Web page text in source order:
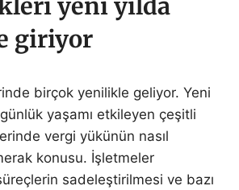
yeni yılda
giriyor
birçok yenilikle geliyor. Yeni
yaşamı etkileyen çeşitli
vergi yükünün nasıl
konusu. İşletmeler
sadeleştirilmesi ve bazı